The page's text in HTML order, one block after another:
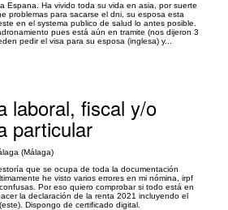
Espana. Ha vivido toda su vida en asia, por suerte
problemas para sacarse el dni, su esposa esta
en el systema publico de salud lo antes posible.
pues está aún en tramite (nos dijeron 3
pedir el visa para su esposa (inglesa) y...
laboral, fiscal y/o
particular
(Málaga)
que se ocupa de toda la documentación
he visto varios errores en mi nómina, irpf
Por eso quiero comprobar si todo está en
la declaración de la renta 2021 incluyendo el
Dispongo de certificado digital.